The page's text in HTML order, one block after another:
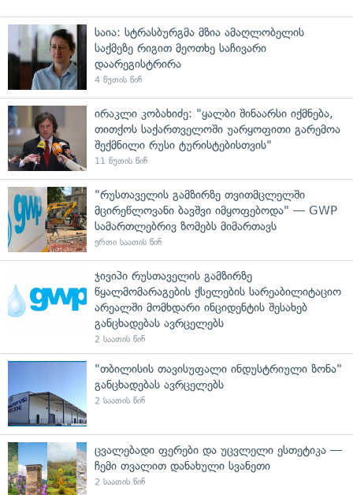
საია: სტრასბურგმა მზია ამაღლობელის
საქმეზე რიგით მეოთხე საჩივარი
დაარეგისტრირა
4 წუთის წინ
ირაკლი კობახიძე: "ყალბი შინაარსი იქმნება,
თითქოს საქართველოში უარყოფითი გარემოა
შექმნილი რუსი ტურისტებისთვის"
11 წუთის წინ
"რუსთაველის გამზირზე თვითმცლელში
მცირეწლოვანი ბავშვი იმყოფებოდა" — GWP
სამართლებრივ ზომებს მიმართავს
ერთი საათის წინ
ჯივიპი რუსთაველის გამზირზე
წყალმომარაგების ქსელების სარეაბილიტაციო
არეალში მომხდარი ინციდენტის შესახებ
განცხადებას ავრცელებს
2 საათის წინ
"თბილისის თავისუფალი ინდუსტრიული ზონა"
განცხადებას ავრცელებს
2 საათის წინ
ცვალებადი ფერები და უცვლელი ესთეტიკა —
ჩემი თვალით დანახული სვანეთი
2 საათის წინ